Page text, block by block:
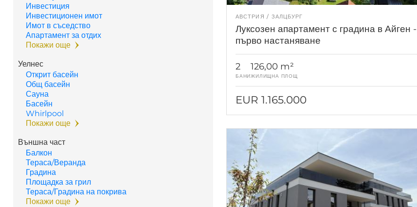
Инвестиция
Инвестиционен имот
Имот в съседство
Апартамент за отдих
Покажи още
Уелнес
Открит басейн
Общ басейн
Сауна
Басейн
Whirlpool
Покажи още
Външна част
Балкон
Тераса/Веранда
Градина
Площадка за грил
Тераса/Градина на покрива
Покажи още
АВСТРИЯ ЗАЛЦБУРГ
Луксозен апартамент с градина в Айген -
първо настаняване
2
БАНИ
126,00 m²
ЖИЛИЩНА ПЛОЩ
EUR 1.165.000